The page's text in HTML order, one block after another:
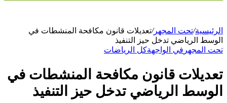
الرئيسية/تحت المجهر/تعديلات قانون مكافحة المنشطات في
الوسط الرياضي تدخل حيز التنفيذ
تحت المجهر في الواجهةكل الرياضات
تعديلات قانون مكافحة المنشطات في
الوسط الرياضي تدخل حيز التنفيذ